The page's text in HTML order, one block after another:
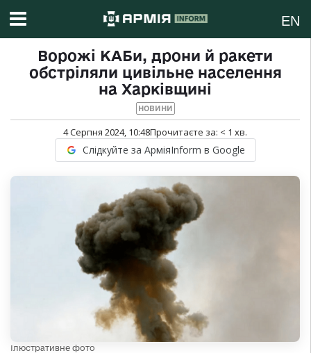
EN
Ворожі КАБи, дрони й ракети
обстріляли цивільне населення
на Харківщині
НОВИНИ
4 Серпня 2024, 10:48Прочитаєте за: < 1 хв.
Слідкуйте за АрміяInform в Google
Ілюстративне фото